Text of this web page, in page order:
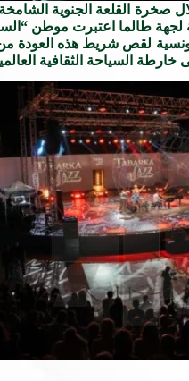
القلعة الجنوية
لجهة طالما اعتبرت موطن
لقص شريط هذه العودة من
السياحة الثقافية